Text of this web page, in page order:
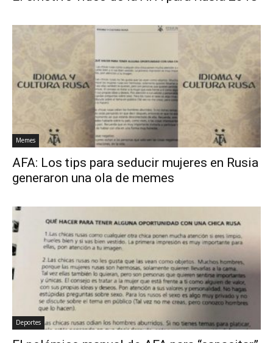
Memes
AFA: Los tips para seducir mujeres en Rusia
generaron una ola de memes
Deportes